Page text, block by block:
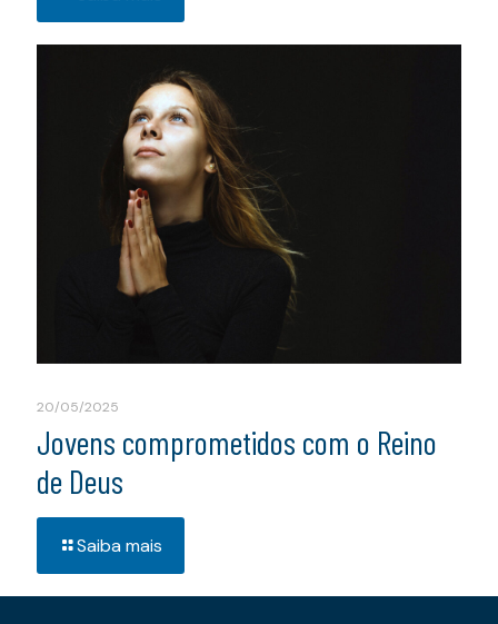
20/05/2025
Jovens comprometidos com o Reino
de Deus
Saiba mais